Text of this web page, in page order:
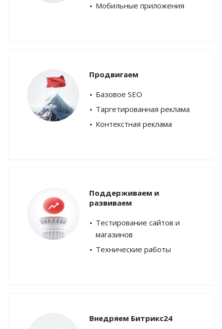
Мобильные приложения
Продвигаем
Базовое SEO
Таргетированная реклама
Контекстная реклама
Поддерживаем и
развиваем
Тестирование сайтов и
магазинов
Технические работы
Внедряем Битрикс24